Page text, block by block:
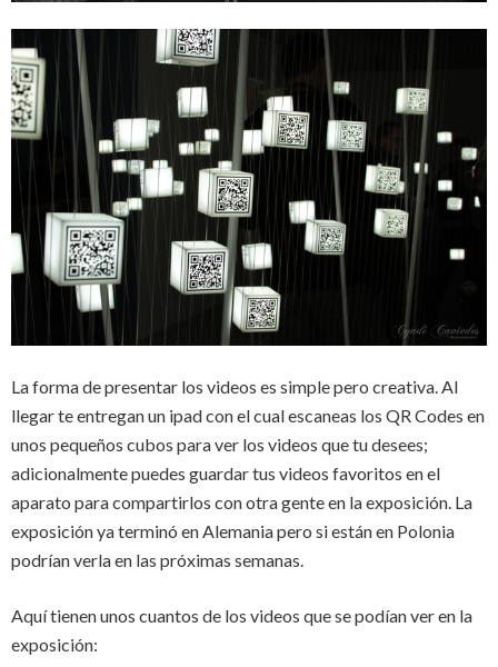
La forma de presentar los videos es simple pero creativa. Al
llegar te entregan un ipad con el cual escaneas los QR Codes en
unos pequeños cubos para ver los videos que tu desees;
adicionalmente puedes guardar tus videos favoritos en el
aparato para compartirlos con otra gente en la exposición. La
exposición ya terminó en Alemania pero si están en Polonia
podrían verla en las próximas semanas.
Aquí tienen unos cuantos de los videos que se podían ver en la
exposición: